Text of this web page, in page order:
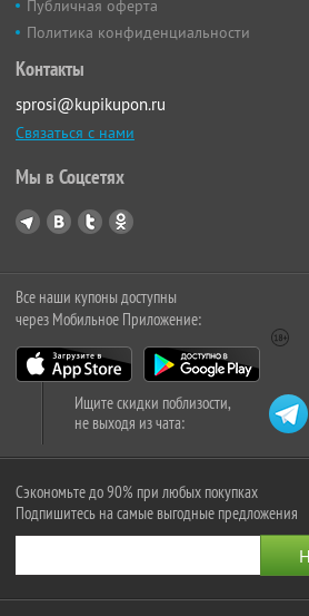
Публичная оферта
Политика конфиденциальности
Контакты
sprosi@kupikupon.ru
Связаться с нами
Мы в Соцсетях
Все наши купоны доступны
через Мобильное Приложение:
Ищите скидки поблизости,
не выходя из чата:
Сэкономьте до 90% при любых покупках
Подпишитесь на самые выгодные предложения